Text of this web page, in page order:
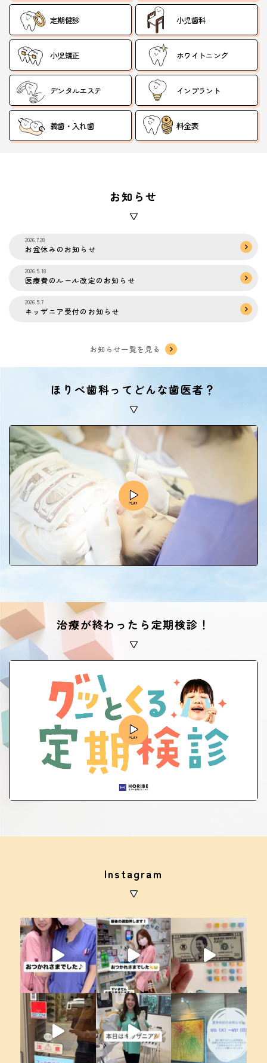
定期健診 小児歯科
小児矯正 ホワイトニング
デンタルエステ インプラント
義歯・入れ歯 料金表
お知らせ
2026.7.28
お盆休みのお知らせ
2026.5.18
医療費のルール改定のお知らせ
2026.5.7
キッザニア受付のお知らせ
お知らせ一覧を見る
ほりべ歯科ってどんな歯医者？
治療が終わったら定期検診！
Instagram